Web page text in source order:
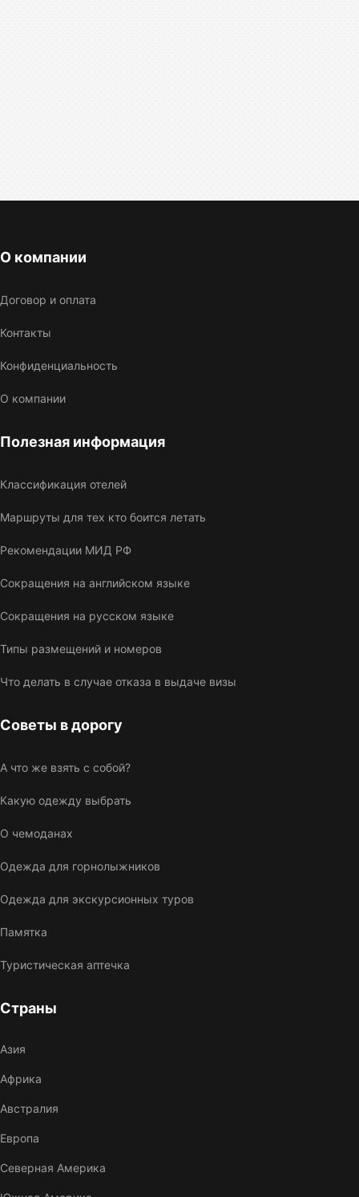
О компании
Договор и оплата
Контакты
Конфиденциальность
О компании
Полезная информация
Классификация отелей
Маршруты для тех кто боится летать
Рекомендации МИД РФ
Сокращения на английском языке
Сокращения на русском языке
Типы размещений и номеров
Что делать в случае отказа в выдаче визы
Советы в дорогу
А что же взять с собой?
Какую одежду выбрать
О чемоданах
Одежда для горнолыжников
Одежда для экскурсионных туров
Памятка
Туристическая аптечка
Страны
Азия
Африка
Австралия
Европа
Северная Америка